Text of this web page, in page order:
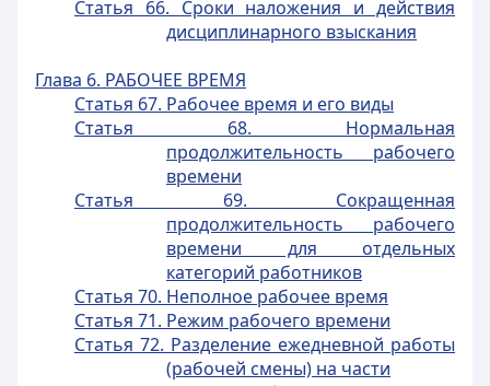
Статья 66. Сроки наложения и действия
дисциплинарного взыскания
Глава 6. РАБОЧЕЕ ВРЕМЯ
Статья 67. Рабочее время и его виды
Статья 68. Нормальная
продолжительность рабочего
времени
Статья 69. Сокращенная
продолжительность рабочего
времени для отдельных
категорий работников
Статья 70. Неполное рабочее время
Статья 71. Режим рабочего времени
Статья 72. Разделение ежедневной работы
(рабочей смены) на части